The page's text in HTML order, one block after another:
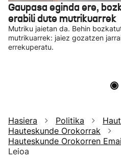
Gaupasa eginda ere,
erabili dute mutrikuarrek
Mutriku jaietan da. Behin
mutrikuarrek: jaiez gozatzen
errekuperatu.
Hasiera Politika
Hauteskunde Orokorrak
Hauteskunde Orokorren
Leioa